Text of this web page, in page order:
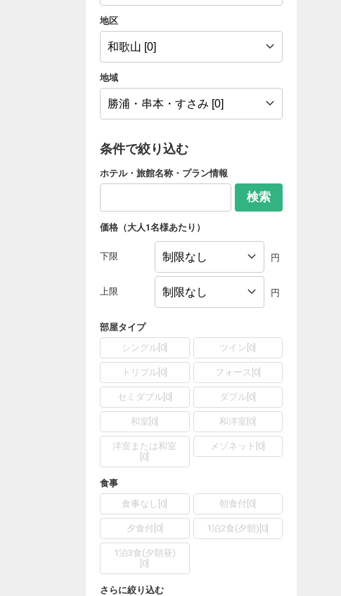
地区
地域
条件で絞り込む
ホテル・旅館名称・プラン情報
検索
価格（大人1名様あたり）
下限 円
上限 円
部屋タイプ
シングル 0 ツイン 0
トリプル 0 フォース 0]
セミダブル[ 0] ダブル 0
和室 0 和洋室 0
洋室または和室
0
メゾネット 0
食事
食事なし 0 朝食付 0
夕食付 0] 1泊2食(夕朝) 0
1泊3食(夕朝昼)
0
さらに絞り込む